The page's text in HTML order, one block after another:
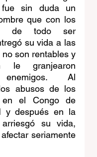
fue sin duda un
que con los
de todo ser
su vida a las
son rentables y
le granjearon
Al
abusos de los
en el Congo de
y después en la
arriesgó su vida,
seriamente